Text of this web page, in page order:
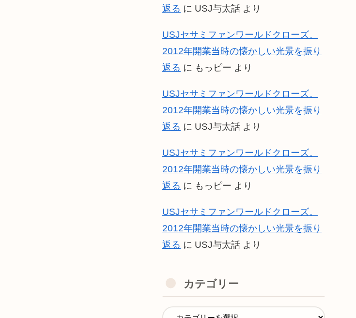
返る に USJ与太話 より
USJセサミファンワールドクローズ。
2012年開業当時の懐かしい光景を振り
返る に もっピー より
USJセサミファンワールドクローズ。
2012年開業当時の懐かしい光景を振り
返る に USJ与太話 より
USJセサミファンワールドクローズ。
2012年開業当時の懐かしい光景を振り
返る に もっピー より
USJセサミファンワールドクローズ。
2012年開業当時の懐かしい光景を振り
返る に USJ与太話 より
カテゴリー